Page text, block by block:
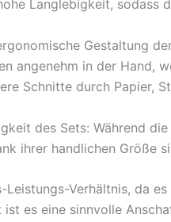
Langlebigkeit, sodass
Gestaltung
angenehm in der
Schnitte durch Papier,
des Sets: Während
ihrer handlichen
Verhältnis, da
es eine sinnvolle